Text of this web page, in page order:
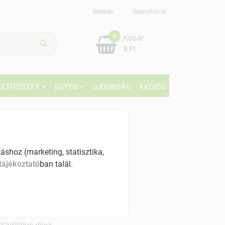
Regisztráció
Belépés
0
0 Ft
Kosár
EGYÉB ÚJDONSÁG AKCIÓS
(marketing, statisztika,
ban talál.